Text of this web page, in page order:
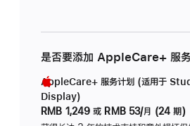
是否要添加 AppleCare+ 服务
AppleCare+ 服务计划 (适用于
Display)
RMB 1,249 或 RMB 53/月 (24 期)